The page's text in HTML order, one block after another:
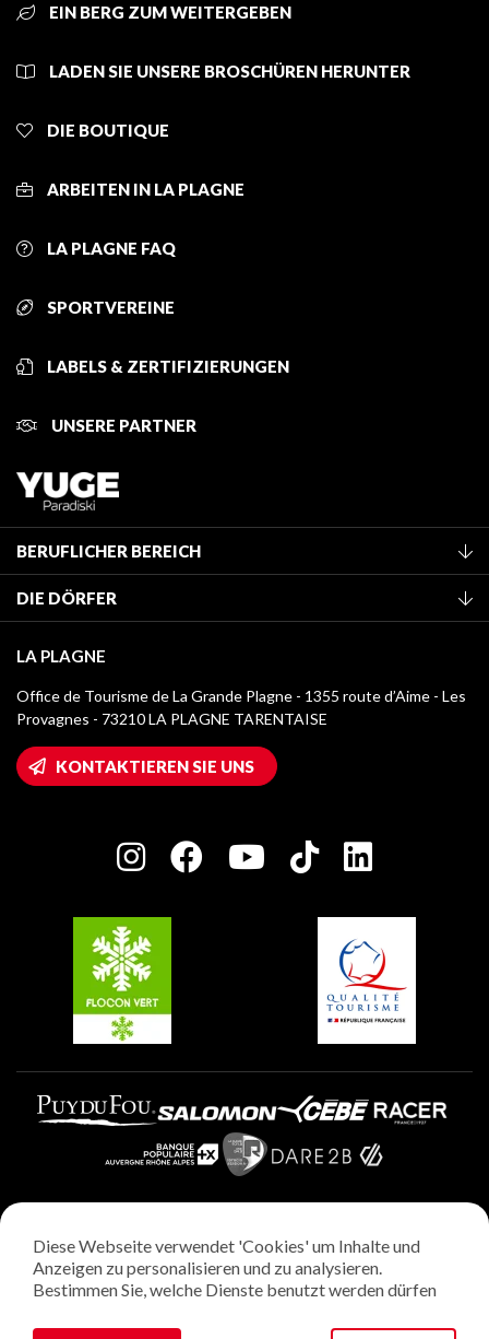
EIN BERG ZUM WEITERGEBEN
LADEN SIE UNSERE BROSCHÜREN HERUNTER
DIE BOUTIQUE
ARBEITEN IN LA PLAGNE
LA PLAGNE FAQ
SPORTVEREINE
LABELS & ZERTIFIZIERUNGEN
UNSERE PARTNER
BERUFLICHER BEREICH
Mitglied des Fremdenverkehrsamtes werden
Klassifizierung von Möbeln
Kurtaxe
Mediathek
Logos La Plagne
Wifi-Zugang
Haus der Eigentümer
Charta der Engagierten Akteure
DIE DÖRFER
Champagny-en-Vanoise
Montchavin - Les Coches
Plagne 1800
Plagne Villages
Plagne Aime 2000
LA PLAGNE
Office de Tourisme de La Grande Plagne - 1355 route d’Aime - Les
Provagnes - 73210 LA PLAGNE TARENTAISE
KONTAKTIEREN SIE UNS
Rechtliche Hinweise
Datenschutzrichtlinie
Verwaltung von Cookies
Diese Webseite verwendet 'Cookies' um Inhalte und
Anzeigen zu personalisieren und zu analysieren.
Bestimmen Sie, welche Dienste benutzt werden dürfen